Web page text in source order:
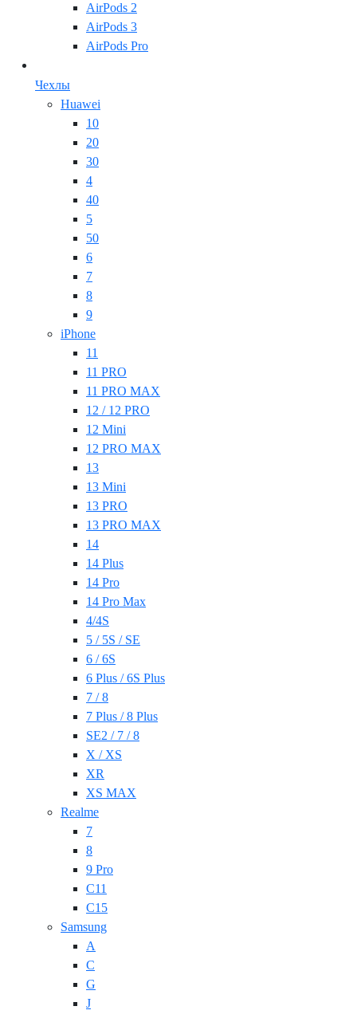
AirPods 2
AirPods 3
AirPods Pro
Чехлы
Huawei
10
20
30
4
40
5
50
6
7
8
9
iPhone
11
11 PRO
11 PRO MAX
12 / 12 PRO
12 Mini
12 PRO MAX
13
13 Mini
13 PRO
13 PRO MAX
14
14 Plus
14 Pro
14 Pro Max
4/4S
5 / 5S / SE
6 / 6S
6 Plus / 6S Plus
7 / 8
7 Plus / 8 Plus
SE2 / 7 / 8
X / XS
XR
XS MAX
Realme
7
8
9 Pro
C11
C15
Samsung
A
C
G
J